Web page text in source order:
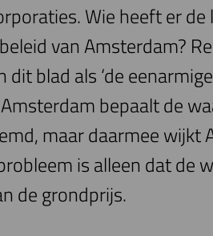
Wie heeft er
van Amsterdam?
blad als ‘de
bepaalt de
maar daarmee wijkt
is alleen dat de
de grondprijs.